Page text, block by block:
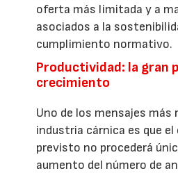
oferta más limitada y a
asociados a la
cumplimiento normativo.
Productividad: la gran
crecimiento
Uno de los mensajes más
industria cárnica es que
previsto no procederá
aumento del número de